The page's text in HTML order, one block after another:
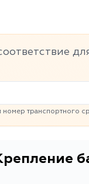
транспортного